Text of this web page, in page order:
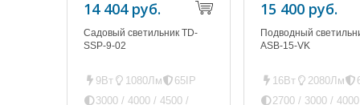
14 404 руб.
Садовый светильник TD-
SSP-9-02
9Вт 1080Лм
65IP
3000 / 4000 / 4500 /
15 400 руб.
Подводный
ASB-15-VK
16Вт 2080Лм
2700 / 3000 /